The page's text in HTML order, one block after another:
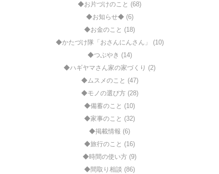
◆お片づけのこと (68)
◆お知らせ◆ (6)
◆お金のこと (18)
◆かたづけ隊「おさんにんさん」 (10)
◆つぶやき (14)
◆ハギヤマさん家の家づくり (2)
◆ムスメのこと (47)
◆モノの選び方 (28)
◆備蓄のこと (10)
◆家事のこと (32)
◆掲載情報 (6)
◆旅行のこと (16)
◆時間の使い方 (9)
◆間取り相談 (86)